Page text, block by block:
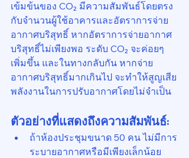
เข้มข้นของ CO₂ มีความสัมพันธ์โดยตรง
กับจำนวนผู้ใช้อาคารและอัตราการจ่าย
อากาศบริสุทธิ์ หากอัตราการจ่ายอากาศ
บริสุทธิ์ไม่เพียงพอ ระดับ CO₂ จะค่อยๆ
เพิ่มขึ้น และในทางกลับกัน หากจ่าย
อากาศบริสุทธิ์มากเกินไป จะทำให้สูญเสีย
พลังงานในการปรับอากาศโดยไม่จำเป็น
ตัวอย่างที่แสดงถึงความสัมพันธ์:
ถ้าห้องประชุมขนาด 50 คน ไม่มีการ
ระบายอากาศหรือมีเพียงเล็กน้อย